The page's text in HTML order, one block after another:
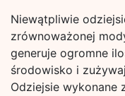
Niewątpliwie
zrównoważonej
generuje ogromne
środowisko i
Odziejsie wykonane